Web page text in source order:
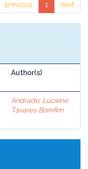
previous 1 next
Author(s)
Andrade, Luciene
Tavares Bomfim